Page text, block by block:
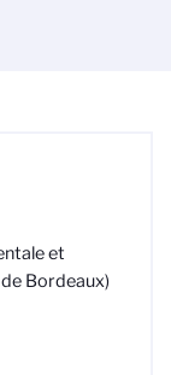
et
Bordeaux)